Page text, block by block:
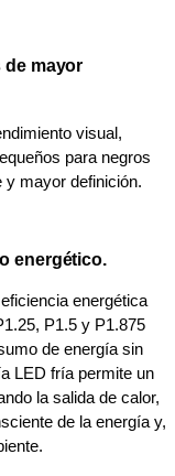
de mayor
visual,
para negros
mayor definición.
energético.
energética
P1.5 y P1.875
de energía sin
LED fría permite un
la salida de calor,
de la energía y,